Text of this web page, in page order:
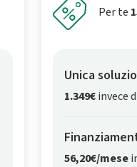
Per te
Unica
1.349€invece
56,20€/mese